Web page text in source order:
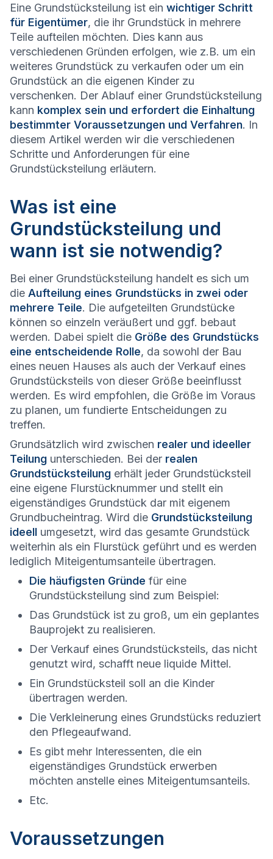
Eine Grundstücksteilung ist ein wichtiger Schritt
für Eigentümer, die ihr Grundstück in mehrere
Teile aufteilen möchten. Dies kann aus
verschiedenen Gründen erfolgen, wie z.B. um ein
weiteres Grundstück zu verkaufen oder um ein
Grundstück an die eigenen Kinder zu
verschenken. Der Ablauf einer Grundstücksteilung
kann komplex sein und erfordert die Einhaltung
bestimmter Voraussetzungen und Verfahren. In
diesem Artikel werden wir die verschiedenen
Schritte und Anforderungen für eine
Grundstücksteilung erläutern.
Was ist eine
Grundstücksteilung und
wann ist sie notwendig?
Bei einer Grundstücksteilung handelt es sich um
die Aufteilung eines Grundstücks in zwei oder
mehrere Teile. Die aufgeteilten Grundstücke
können so einzeln veräußert und ggf. bebaut
werden. Dabei spielt die Größe des Grundstücks
eine entscheidende Rolle, da sowohl der Bau
eines neuen Hauses als auch der Verkauf eines
Grundstücksteils von dieser Größe beeinflusst
werden. Es wird empfohlen, die Größe im Voraus
zu planen, um fundierte Entscheidungen zu
treffen.
Grundsätzlich wird zwischen realer und ideeller
Teilung unterschieden. Bei der realen
Grundstücksteilung erhält jeder Grundstücksteil
eine eigene Flurstücknummer und stellt ein
eigenständiges Grundstück dar mit eigenem
Grundbucheintrag. Wird die Grundstücksteilung
ideell umgesetzt, wird das gesamte Grundstück
weiterhin als ein Flurstück geführt und es werden
lediglich Miteigentumsanteile übertragen.
Die häufigsten Gründe für eine
Grundstücksteilung sind zum Beispiel:
Das Grundstück ist zu groß, um ein geplantes
Bauprojekt zu realisieren.
Der Verkauf eines Grundstücksteils, das nicht
genutzt wird, schafft neue liquide Mittel.
Ein Grundstücksteil soll an die Kinder
übertragen werden.
Die Verkleinerung eines Grundstücks reduziert
den Pflegeaufwand.
Es gibt mehr Interessenten, die ein
eigenständiges Grundstück erwerben
möchten anstelle eines Miteigentumsanteils.
Etc.
Voraussetzungen